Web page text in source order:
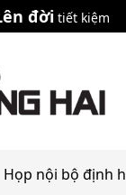
đời tiết kiệm
Họp nội bộ định